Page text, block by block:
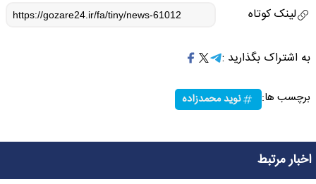
لینک کوتاه
به اشتراک بگذارید :
برچسب ها: نوید محمدزاده
اخبار مرتبط